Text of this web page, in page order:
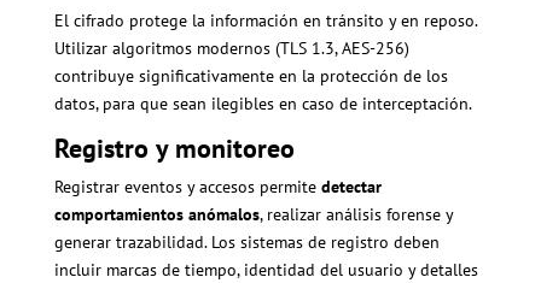
El cifrado protege la información en tránsito y en reposo.
Utilizar algoritmos modernos (TLS 1.3, AES-256)
contribuye significativamente en la protección de los
datos, para que sean ilegibles en caso de interceptación.
Registro y monitoreo
Registrar eventos y accesos permite detectar
comportamientos anómalos, realizar análisis forense y
generar trazabilidad. Los sistemas de registro deben
incluir marcas de tiempo, identidad del usuario y detalles